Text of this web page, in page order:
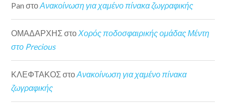
Pan στοΑνακοίνωση για χαμένο πίνακα ζωγραφικής
ΟΜΑΔΑΡΧΗΣ στοΧορός ποδοσφαιρικής ομάδας Μέντη
στο Precious
ΚΛΕΦΤΑΚΟΣ στοΑνακοίνωση για χαμένο πίνακα
ζωγραφικής